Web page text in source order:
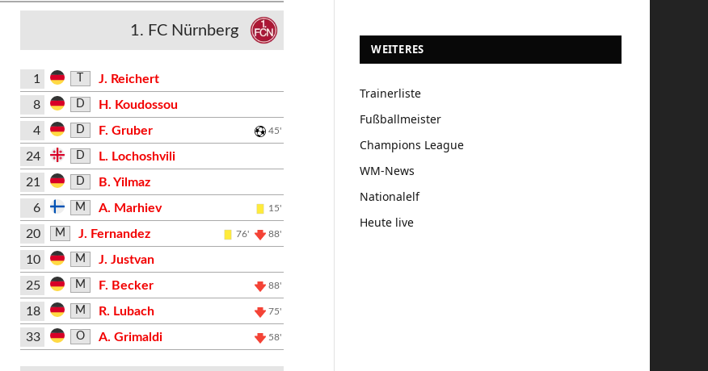
1. FC Nürnberg
1
J. Reichert
8
D
H. Koudossou
4
D F. Gruber 45'
24 D
L. Lochoshvili
21
D
B. Yilmaz
6
M A. Marhiev 15'
20 M J. Fernandez 76' 88'
10 M
J. Justvan
25
M F. Becker 88'
18 M R. Lubach 75'
33 O A. Grimaldi 58'
WEITERES
Trainerliste
Fußballmeister
Champions League
WM-News
Nationalelf
Heute live